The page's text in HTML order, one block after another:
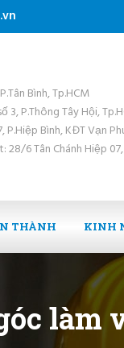
Bình, Tp.HCM
3, P.Thông Tây Hội,
P.Hiệp Bình, KĐT Vạn
6 Tân Chánh Hiệp 07,
THÀNH KINH
làm